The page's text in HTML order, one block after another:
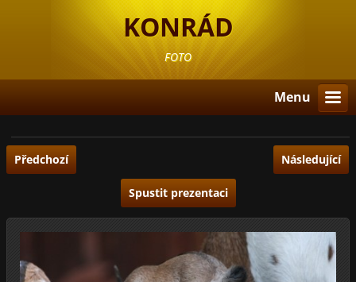
KONRÁD
FOTO
Menu
Předchozí Následující
Spustit prezentaci